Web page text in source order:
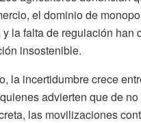
el dominio de
la falta de regulación han
insostenible.
la incertidumbre crece
advierten que de
las movilizaciones